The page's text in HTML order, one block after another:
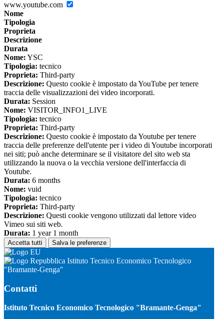
www.youtube.com
Nome
Tipologia
Proprieta
Descrizione
Durata
Nome: YSC
Tipologia: tecnico
Proprieta: Third-party
Descrizione: Questo cookie è impostato da YouTube per tenere
traccia delle visualizzazioni dei video incorporati.
Durata: Session
Nome: VISITOR_INFO1_LIVE
Tipologia: tecnico
Proprieta: Third-party
Descrizione: Questo cookie è impostato da Youtube per tenere
traccia delle preferenze dell'utente per i video di Youtube incorporati
nei siti; può anche determinare se il visitatore del sito web sta
utilizzando la nuova o la vecchia versione dell'interfaccia di
Youtube.
Durata: 6 months
Nome: vuid
Tipologia: tecnico
Proprieta: Third-party
Descrizione: Questi cookie vengono utilizzati dal lettore video
Vimeo sui siti web.
Durata: 1 year 1 month
Accetta tutti Salva le preferenze
Istituto Tecnico Economico Tecnologico
"Bramante-Genga"
Contatti
Istituto Tecnico Economico Tecnologico "Bramante-Genga"